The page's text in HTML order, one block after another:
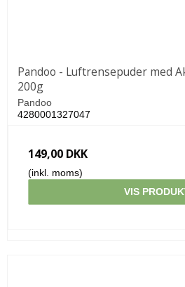
Pandoo - Luftrensepuder med
200g
Pandoo
4280001327047
149,00 DKK
(inkl. moms)
VIS